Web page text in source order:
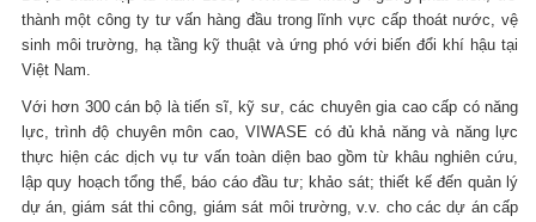
thành một công ty tư vấn hàng đầu trong lĩnh vực cấp thoát nước, vệ
sinh môi trường, hạ tầng kỹ thuật và ứng phó với biến đổi khí hậu tại
Việt Nam.
Với hơn 300 cán bộ là tiến sĩ, kỹ sư, các chuyên gia cao cấp có năng
lực, trình độ chuyên môn cao, VIWASE có đủ khả năng và năng lực
thực hiện các dịch vụ tư vấn toàn diện bao gồm từ khâu nghiên cứu,
lập quy hoạch tổng thể, báo cáo đầu tư; khảo sát; thiết kế đến quản lý
dự án, giám sát thi công, giám sát môi trường, v.v. cho các dự án cấp